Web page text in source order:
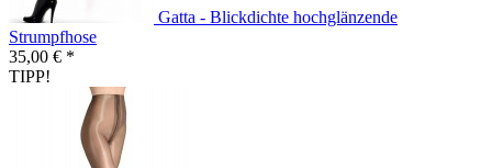
Gatta - Blickdichte hochglänzende
Strumpfhose
35,00 € *
TIPP!